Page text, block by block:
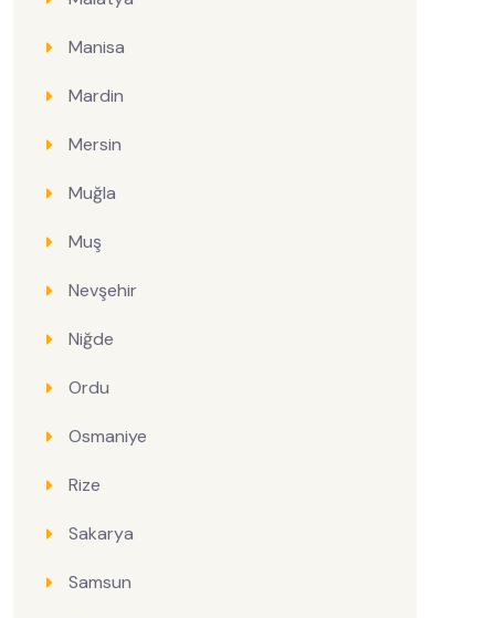
Manisa
Mardin
Mersin
Muğla
Muş
Nevşehir
Niğde
Ordu
Osmaniye
Rize
Sakarya
Samsun